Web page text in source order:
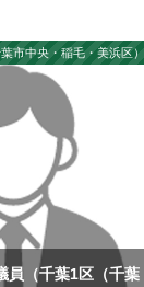
市中央・稲毛・美浜区）
員（千葉1区（千葉